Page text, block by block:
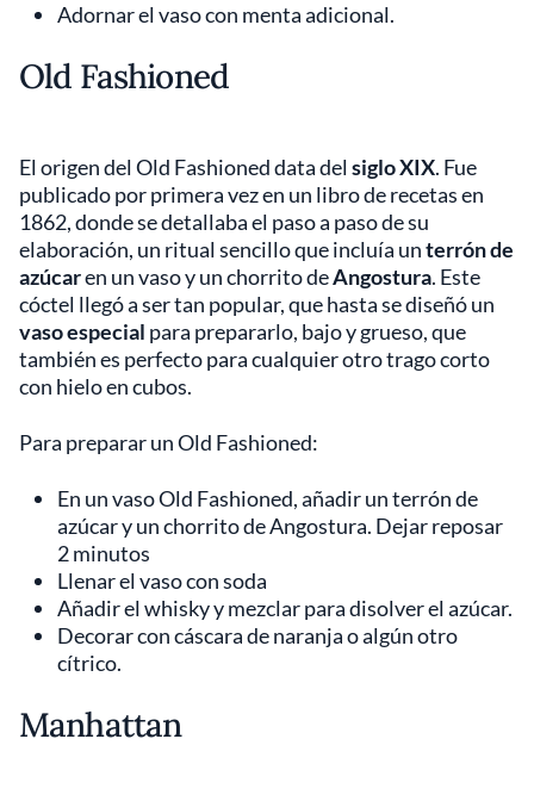
Adornar el vaso con menta adicional.
Old Fashioned
El origen del Old Fashioned data del siglo XIX. Fue
publicado por primera vez en un libro de recetas en
1862, donde se detallaba el paso a paso de su
elaboración, un ritual sencillo que incluía unterrón de
azúcaren un vaso y un chorrito deAngostura. Este
cóctel llegó a ser tan popular, que hasta se diseñó un
vaso especial para prepararlo, bajo y grueso, que
también es perfecto para cualquier otro trago corto
con hielo en cubos.
Para preparar un Old Fashioned:
En un vaso Old Fashioned, añadir un terrón de
azúcar y un chorrito de Angostura. Dejar reposar
2 minutos
Llenar el vaso con soda
Añadir el whisky y mezclar para disolver el azúcar.
Decorar con cáscara de naranja o algún otro
cítrico.
Manhattan